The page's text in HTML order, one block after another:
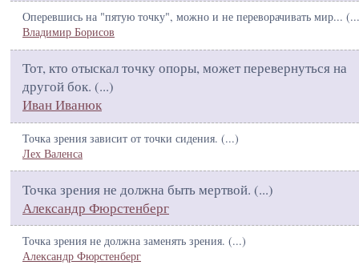
Оперевшись на "пятую точку", можно и не переворачивать мир... (...
Владимир Борисов
Тот, кто отыскал точку опоры, может перевернуться на
другой бок. (...)
Иван Иванюк
Точка зрения зависит от точки сидения. (...)
Лех Валенса
Точка зрения не должна быть мертвой. (...)
Александр Фюрстенберг
Точка зрения не должна заменять зрения. (...)
Александр Фюрстенберг